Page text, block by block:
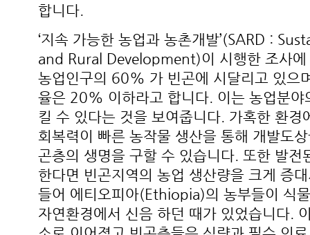
합니다.
‘지속 가능한 농업과 농촌개발’(SARD :
and Rural Development)이 시행한 조사에
농업인구의 60% 가 빈곤에 시달리고 있으
율은 20% 이하라고 합니다. 이는 농업분야
킬 수 있다는 것을 보여줍니다. 가혹한 환경
회복력이 빠른 농작물 생산을 통해 개발도
곤층의 생명을 구할 수 있습니다. 또한 발전
한다면 빈곤지역의 농업 생산량을 크게 증
들어 에티오피아(Ethiopia)의 농부들이 식
자연환경에서 신음 하던 때가 있었습니다.